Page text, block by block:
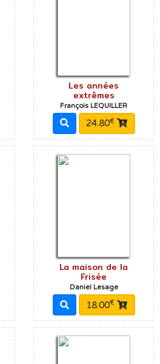
Les années
extrêmes
François LEQUILLER
24.80€
La maison de la
Frisée
Daniel Lesage
18.00€